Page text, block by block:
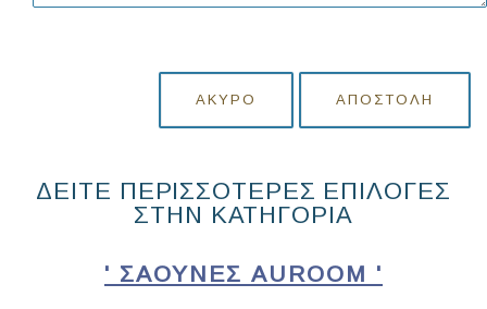
ΆΚΥΡΟ ΑΠΟΣΤΟΛΉ
ΔΕΙΤΕ ΠΕΡΙΣΣΟΤΕΡΕΣ ΕΠΙΛΟΓΕΣ
ΣΤΗΝ ΚΑΤΗΓΟΡΙΑ
' ΣΆΟΥΝΕΣ AUROOM '